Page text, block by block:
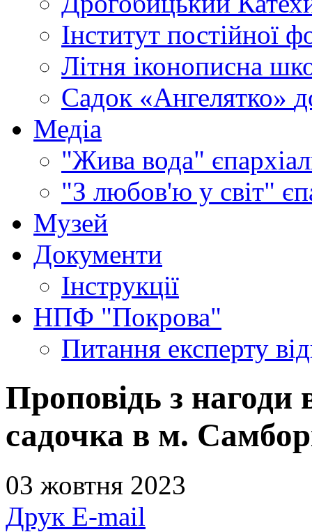
Інститут постійної
Літня іконописна
Садок «Ангелятко»
Медіа
"Жива вода"
"З любов'ю у світ"
Музей
Документи
Інструкції
НПФ "Покрова"
Питання експерту
Проповідь з нагоди
садочка в м.
03 жовтня 2023
Друк E-mail